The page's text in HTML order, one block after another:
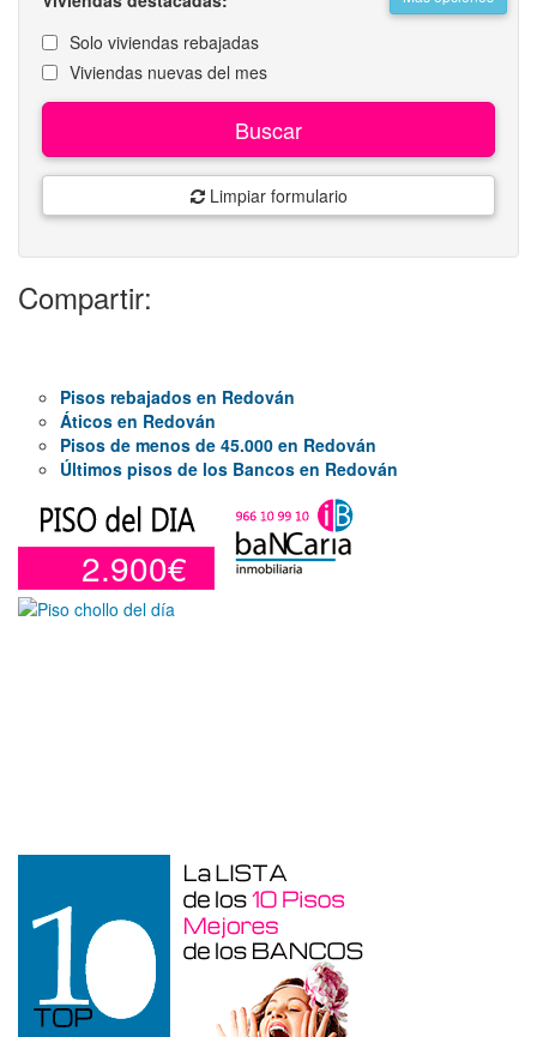
Solo viviendas rebajadas
Viviendas nuevas del mes
Buscar
Limpiar formulario
Compartir:
Pisos rebajados en Redován
Áticos en Redován
Pisos de menos de 45.000 en Redován
Últimos pisos de los Bancos en Redován
2.900€